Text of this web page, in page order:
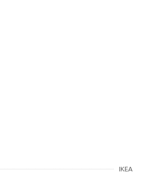
IKEA